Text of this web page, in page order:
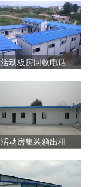
活动板房回收电话
活动房集装箱出租